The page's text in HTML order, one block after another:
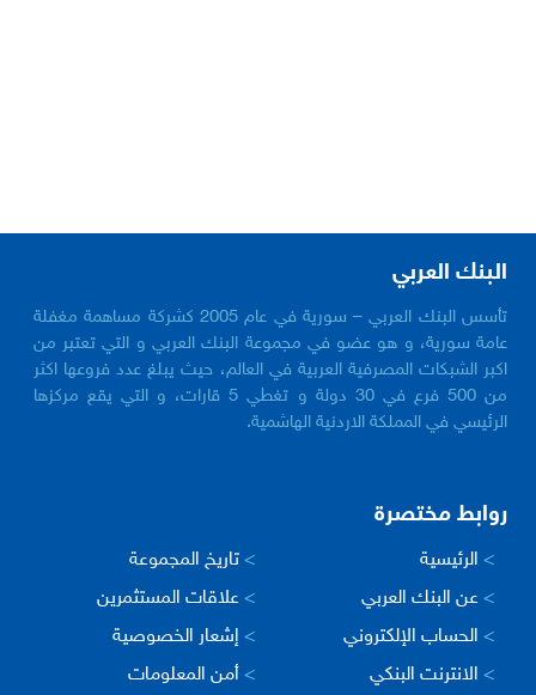
البنك العربي
تأسس البنك العربي – سورية في عام 2005 كشركة مساهمة مغفلة
عامة سورية، و هو عضو في مجموعة البنك العربي و التي تعتبر من
اكبر الشبكات المصرفية العربية في العالم، حيث يبلغ عدد فروعها اكثر
من 500 فرع في 30 دولة و تغطي 5 قارات، و التي يقع مركزها
الرئيسي في المملكة الاردنية الهاشمية.
روابط مختصرة
> الرئيسية > تاريخ المجموعة
> عن البنك العربي > علاقات المستثمرين
> الحساب الإلكتروني > إشعار الخصوصية
> الانترنت البنكي > أمن المعلومات